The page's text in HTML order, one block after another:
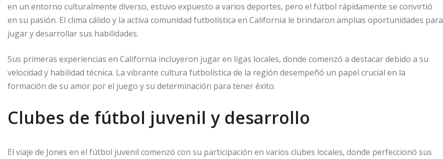
en un entorno culturalmente diverso, estuvo expuesto a varios deportes, pero el fútbol rápidamente se convirtió
en su pasión. El clima cálido y la activa comunidad futbolística en California le brindaron amplias oportunidades para
jugar y desarrollar sus habilidades.
Sus primeras experiencias en California incluyeron jugar en ligas locales, donde comenzó a destacar debido a su
velocidad y habilidad técnica. La vibrante cultura futbolística de la región desempeñó un papel crucial en la
formación de su amor por el juego y su determinación para tener éxito.
Clubes de fútbol juvenil y desarrollo
El viaje de Jones en el fútbol juvenil comenzó con su participación en varios clubes locales, donde perfeccionó sus